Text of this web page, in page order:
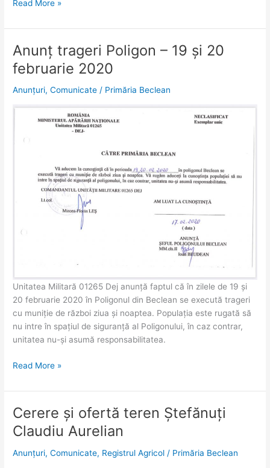
Read More »
Anunț trageri Poligon – 19 și 20
februarie 2020
Anunțuri,Comunicate / Primăria Beclean
Unitatea Militară 01265 Dej anunță faptul că în zilele de 19 și
20 februarie 2020 în Poligonul din Beclean se execută trageri
cu muniție de război ziua și noaptea. Populația este rugată să
nu intre în spațiul de siguranță al Poligonului, în caz contrar,
unitatea nu-și asumă responsabilitatea.
Anunț
trageri
Poligon
–
februarie
Read More »
Cerere și ofertă teren Ștefănuți
Claudiu Aurelian
Anunțuri,Comunicate, Registrul Agricol / Primăria Beclean
Cerere
și
ofertă
teren